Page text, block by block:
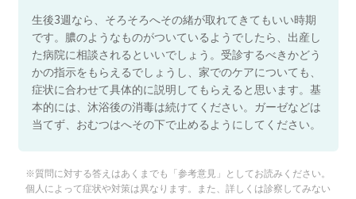
生後3週なら、そろそろへその緒が取れてきてもいい時期
です。膿のようなものがついているようでしたら、出産し
た病院に相談されるといいでしょう。受診するべきかどう
かの指示をもらえるでしょうし、家でのケアについても、
症状に合わせて具体的に説明してもらえると思います。基
本的には、沐浴後の消毒は続けてください。ガーゼなどは
当てず、おむつはへその下で止めるようにしてください。
※質問に対する答えはあくまでも「参考意見」としてお読みください。
個人によって症状や対策は異なります。また、詳しくは診察してみない